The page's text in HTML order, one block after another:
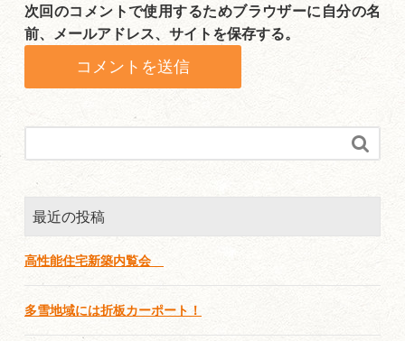
次回のコメントで使用するためブラウザーに自分の名
前、メールアドレス、サイトを保存する。

最近の投稿
高性能住宅新築内覧会
多雪地域には折板カーポート！